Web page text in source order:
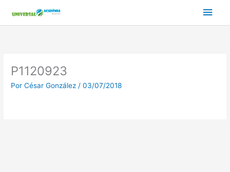
contenido
P1120923
PorCésar González /03/07/2018